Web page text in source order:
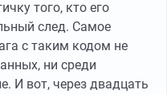
того, кто его
след. Самое
с таким кодом не
ни среди
И вот, через двадцать